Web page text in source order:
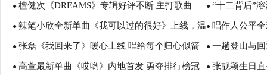
线 乔杉张婧仪父女情感人至深 陪伴曲
● 檀健次《DREAMS》专辑好评不断 主打歌曲
《一念无明》MV正式上线
● “十二背后”
● 辣笔小欣全新单曲《我可以过的很好》上线，温
柔情歌表达豁达态度
● 唱作人公平
同迎接美好的
● 张磊《我回来了》暖心上线 唱给每个归心似箭
的你
● 一趟登山与
「栖居在溪源
● 高萱最新单曲《哎哟》内地首发 勇夺排行榜冠 ● 张靓颖生日